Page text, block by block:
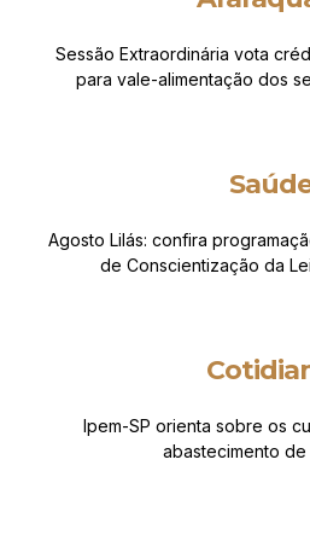
Sessão Extraordinária vota
para vale-alimentação dos
Agosto Lilás: confira
de Conscientização da
Ipem-SP orienta sobre os
abastecimento